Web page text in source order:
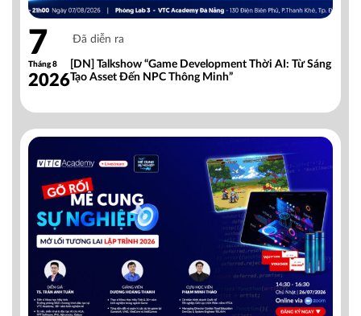
7
Tháng 8
2026
Đã diễn ra
[DN] Talkshow “Game Development Thời AI: Từ Sáng
Tạo Asset Đến NPC Thông Minh”